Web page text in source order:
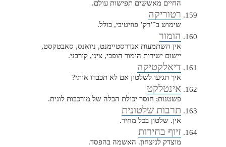
החיים מאששים תפישות עולם.
רטוריקה
שימוש ב־’רק’ פוזיטיבי, כולל.
הומור
אין השתמעות אנדרסטיימנט, ניואנס, סאבטקסט,
יישום ישירות הומור הופכי, ציני, קורבני.
דיאלקטיקה
איך תגיעו לשלטון אם לא תכבדו אותי?
אינטלקט
פשטנות; חוסר יכולת הכלה של מורכבות לוגית.
תרבות שלטונית
אין. שלטון בכל מחיר.
זיוף בחירות
מוצדק לניצחון. האשמה בהפסד.